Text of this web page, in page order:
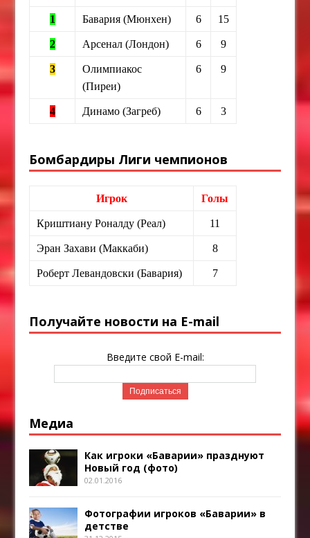
1 Бавария (Мюнхен) 6 15
2 Арсенал (Лондон) 6 9
3
Олимпиакос
(Пиреи)
6 9
4 Динамо (Загреб) 6 3
Бомбардиры Лиги чемпионов
Игрок Голы
Криштиану Роналду (Реал) 11
Эран Захави (Маккаби) 8
Роберт Левандовски (Бавария) 7
Получайте новости на E-mail
Введите свой E-mail:
Медиа
Как игроки «Баварии» празднуют
Новый год (фото)
02.01.2016
Фотографии игроков «Баварии» в
детстве